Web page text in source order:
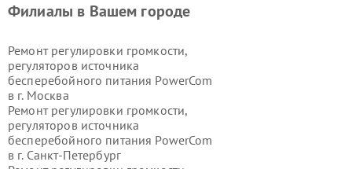
Филиалы в Вашем городе
Ремонт регулировки громкости,
регуляторов источника
бесперебойного питания PowerCom
в г. Москва
Ремонт регулировки громкости,
регуляторов источника
бесперебойного питания PowerCom
в г. Санкт-Петербург